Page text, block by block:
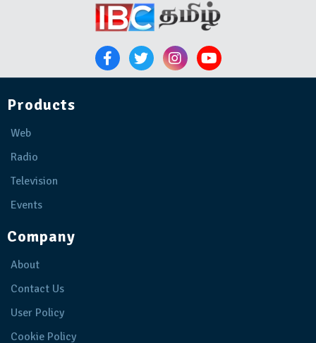
Products
Web
Radio
Television
Events
Company
About
Contact Us
User Policy
Cookie Policy